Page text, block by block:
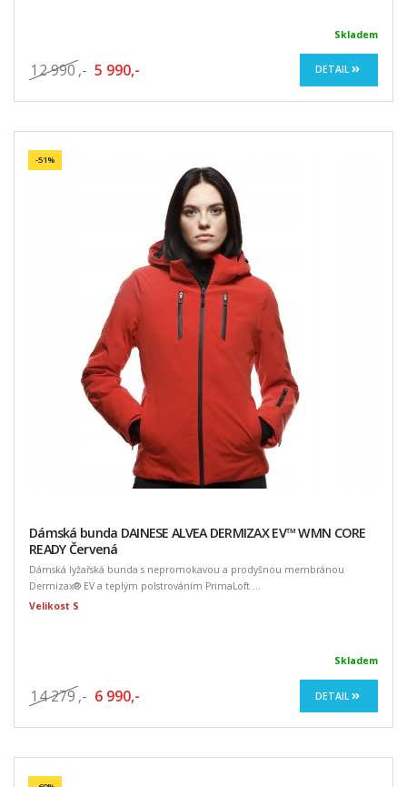
Skladem
12 990 ,- 5 990,- DETAIL
-51%
Dámská bunda DAINESE ALVEA DERMIZAX EV™ WMN CORE
READY Červená
Dámská lyžařská bunda s nepromokavou a prodyšnou membránou
Dermizax® EV a teplým polstrováním PrimaLoft ...
Velikost S
Skladem
14 279 ,- 6 990,- DETAIL